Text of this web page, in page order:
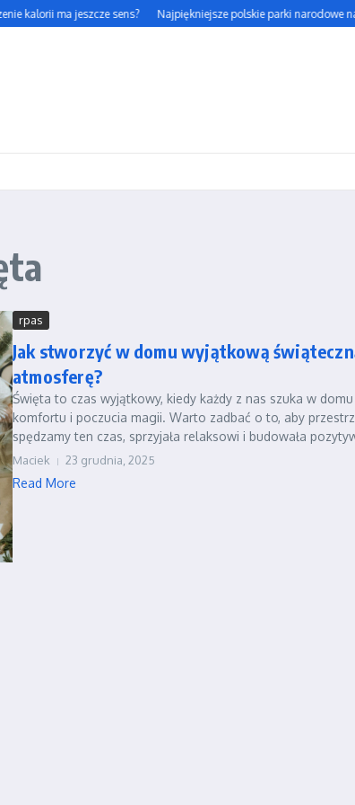
kalorii ma jeszcze sens? Najpiękniejsze polskie parki narodowe na
rpas
Jak stworzyć w domu wyjątkową
atmosferę?
Święta to czas wyjątkowy, kiedy każdy z nas szuka w domu
komfortu i poczucia magii. Warto zadbać o to, aby
spędzamy ten czas, sprzyjała relaksowi i budowała
Maciek 23 grudnia, 2025
Read More